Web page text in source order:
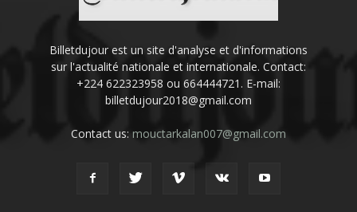
Billetdujour est un site d'analyse et d'informations
sur l'actualité nationale et internationale. Contact:
+224 622323958 ou 664444721. E-mail:
billetdujour2018@gmail.com
Contact us: mouctarkalan007@gmail.com